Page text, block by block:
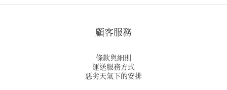
顧客服務
條款與細則
運送服務方式
惡劣天氣下的安排